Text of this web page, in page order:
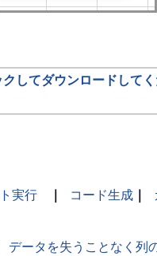
してダウンロードしてく
実行 ｜ コード生成 ｜
データを失うことなく列